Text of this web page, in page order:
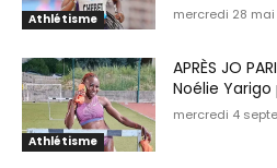
Athlétisme mercredi 28 mai
Athlétisme
APRÈS JO
Noélie
mercredi 4